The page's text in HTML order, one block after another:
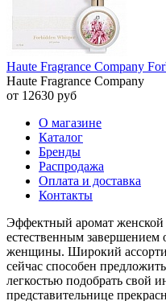
Haute Fragrance Company
Haute Fragrance Company
от 12630 руб
О магазине
Каталог
Бренды
Распродажа
Оплата и доставка
Контакты
Эффектный аромат
естественным завершением
женщины. Широкий
сейчас способен
легкостью подобрать свой
представительнице